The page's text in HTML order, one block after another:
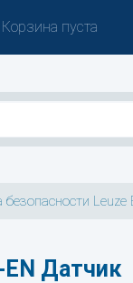
Корзина пуста
Leuze
EN Датчик